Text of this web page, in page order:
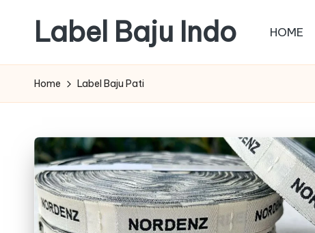
content
Label Baju Indo HOME
Home Label Baju Pati